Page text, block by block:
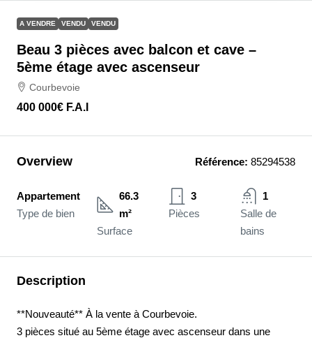
A VENDRE VENDU VENDU
Beau 3 pièces avec balcon et cave –
5ème étage avec ascenseur
Courbevoie
400 000€ F.A.I
Overview Référence: 85294538
Appartement
Type de bien
66.3
m²
Surface
3
Pièces
1
Salle de
bains
Description
**Nouveauté** À la vente à Courbevoie.
3 pièces situé au 5ème étage avec ascenseur dans une